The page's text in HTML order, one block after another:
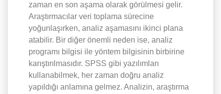
zaman en son aşama olarak görülmesi gelir.
Araştırmacılar veri toplama sürecine
yoğunlaşırken, analiz aşamasını ikinci plana
atabilir. Bir diğer önemli neden ise, analiz
programı bilgisi ile yöntem bilgisinin birbirine
karıştırılmasıdır. SPSS gibi yazılımları
kullanabilmek, her zaman doğru analiz
yapıldığı anlamına gelmez. Analizin, araştırma